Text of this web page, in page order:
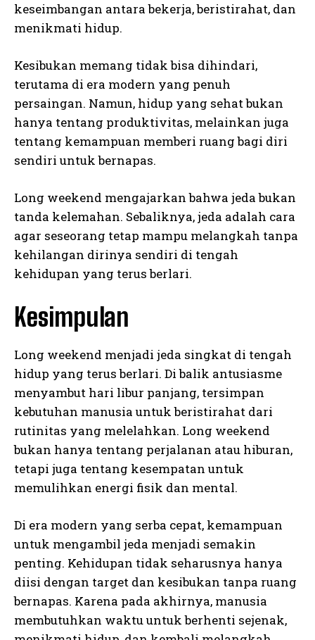
keseimbangan antara bekerja, beristirahat, dan
menikmati hidup.
Kesibukan memang tidak bisa dihindari,
terutama di era modern yang penuh
persaingan. Namun, hidup yang sehat bukan
hanya tentang produktivitas, melainkan juga
tentang kemampuan memberi ruang bagi diri
sendiri untuk bernapas.
Long weekend mengajarkan bahwa jeda bukan
tanda kelemahan. Sebaliknya, jeda adalah cara
agar seseorang tetap mampu melangkah tanpa
kehilangan dirinya sendiri di tengah
kehidupan yang terus berlari.
Kesimpulan
Long weekend menjadi jeda singkat di tengah
hidup yang terus berlari. Di balik antusiasme
menyambut hari libur panjang, tersimpan
kebutuhan manusia untuk beristirahat dari
rutinitas yang melelahkan. Long weekend
bukan hanya tentang perjalanan atau hiburan,
tetapi juga tentang kesempatan untuk
memulihkan energi fisik dan mental.
Di era modern yang serba cepat, kemampuan
untuk mengambil jeda menjadi semakin
penting. Kehidupan tidak seharusnya hanya
diisi dengan target dan kesibukan tanpa ruang
bernapas. Karena pada akhirnya, manusia
membutuhkan waktu untuk berhenti sejenak,